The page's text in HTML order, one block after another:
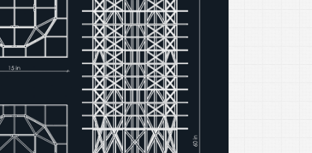
Gergely Vass
Facultatea de Construcții